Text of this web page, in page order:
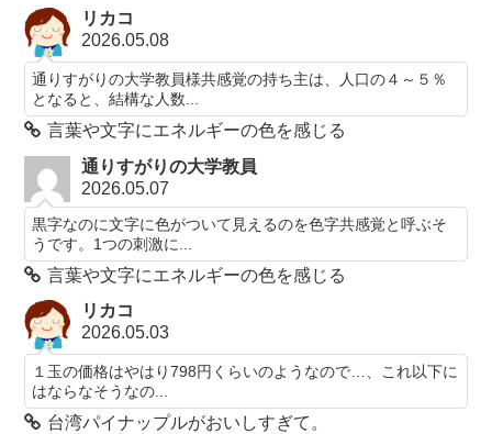
リカコ
2026.05.08
通りすがりの大学教員様共感覚の持ち主は、人口の４～５％
となると、結構な人数...
言葉や文字にエネルギーの色を感じる
通りすがりの大学教員
2026.05.07
黒字なのに文字に色がついて見えるのを色字共感覚と呼ぶそ
うです。1つの刺激に...
言葉や文字にエネルギーの色を感じる
リカコ
2026.05.03
１玉の価格はやはり798円くらいのようなので…、これ以下に
はならなそうなの...
台湾パイナップルがおいしすぎて。